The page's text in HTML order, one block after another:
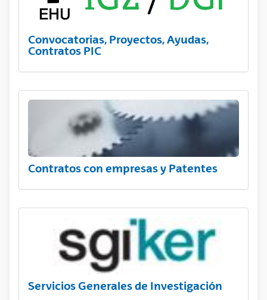
Convocatorias, Proyectos, Ayudas,
Contratos PIC
Contratos con empresas y Patentes
Servicios Generales de Investigación